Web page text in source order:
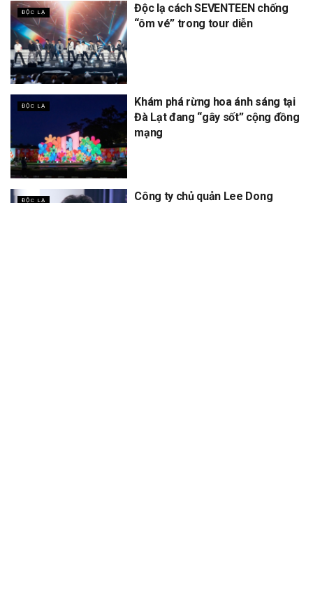
ĐỘC LẠ
Độc lạ cách SEVENTEEN chống
“ôm vé” trong tour diễn
ĐỘC LẠ
Khám phá rừng hoa ánh sáng tại
Đà Lạt đang “gây sốt” cộng đồng
mạng
ĐỘC LẠ
Công ty chủ quản Lee Dong